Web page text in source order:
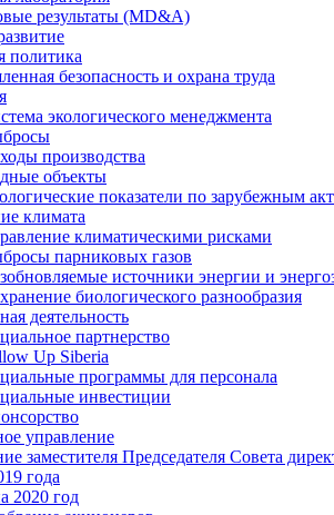
результаты (MD&A)
политика
безопасность и охрана труда
экологического менеджмента
производства
объекты
показатели по зарубежным
климата
климатическими рисками
парниковых газов
источники энергии и
биологического разнообразия
деятельность
партнерство
Up Siberia
программы для персонала
инвестиции
управление
заместителя Председателя Совета
года
2020 год